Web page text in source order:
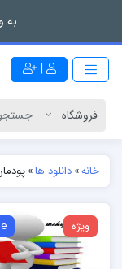
به
|
خانه»دانلود ها»
ویژه